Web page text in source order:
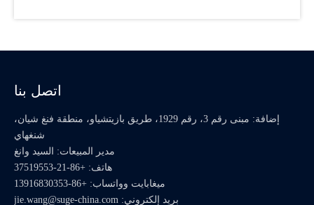
اتصل بنا
إضافة: مبنى رقم 3، رقم 1929، طريق بازيتشياو، منطقة فنغ شيان،
شنغهاي
مدير المبيعات: السيد وانغ
هاتف: +86-21-37519553
ميغابايت وواتساب: +86-13916830353
بريد إلكتروني: jie.wang@suge-china.com